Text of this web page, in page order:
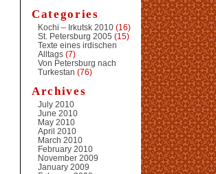
Categories
Kochi – Irkutsk 2010 (16)
St. Petersburg 2005 (15)
Texte eines irdischen
Alltags (7)
Von Petersburg nach
Turkestan (76)
Archives
July 2010
June 2010
May 2010
April 2010
March 2010
February 2010
November 2009
January 2009